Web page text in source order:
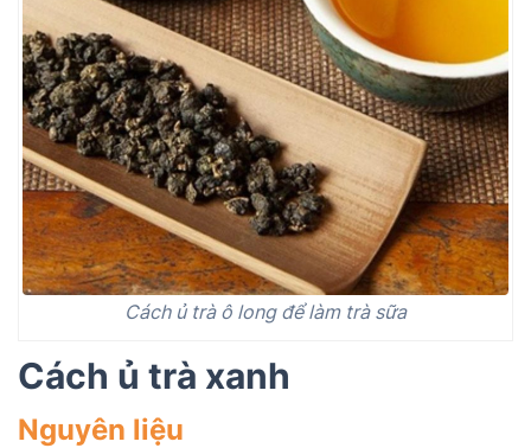
Cách ủ trà ô long để làm trà sữa
Cách ủ trà xanh
Nguyên liệu